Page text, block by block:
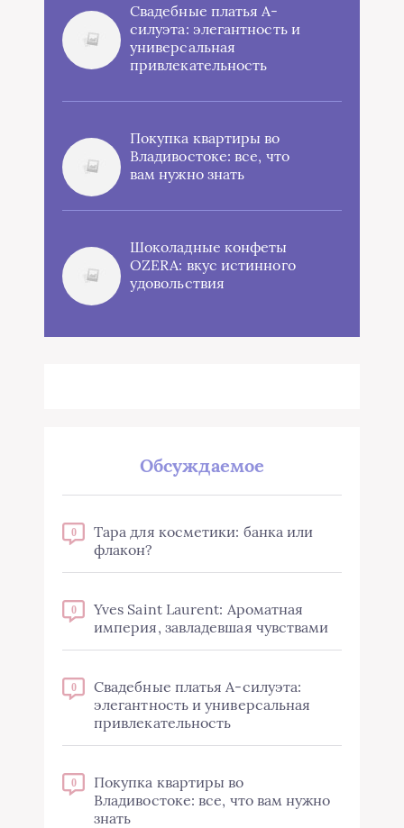
Свадебные платья А-
силуэта: элегантность и
универсальная
привлекательность
Покупка квартиры во
Владивостоке: все, что
вам нужно знать
Шоколадные конфеты
OZERA: вкус истинного
удовольствия
Обсуждаемое
0
Тара для косметики: банка или
флакон?
0
Yves Saint Laurent: Ароматная
империя, завладевшая чувствами
0
Свадебные платья А-силуэта:
элегантность и универсальная
привлекательность
0
Покупка квартиры во
Владивостоке: все, что вам нужно
знать